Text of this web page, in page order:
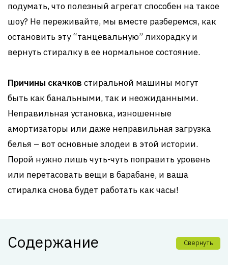
подумать, что полезный агрегат способен на такое
шоу? Не переживайте, мы вместе разберемся, как
остановить эту “танцевальную” лихорадку и
вернуть стиралку в ее нормальное состояние.
Причины скачков стиральной машины могут
быть как банальными, так и неожиданными.
Неправильная установка, изношенные
амортизаторы или даже неправильная загрузка
белья – вот основные злодеи в этой истории.
Порой нужно лишь чуть-чуть поправить уровень
или перетасовать вещи в барабане, и ваша
стиралка снова будет работать как часы!
Содержание Свернуть